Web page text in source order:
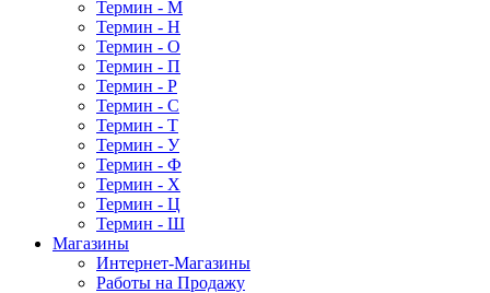
Термин - М
Термин - Н
Термин - О
Термин - П
Термин - Р
Термин - С
Термин - Т
Термин - У
Термин - Ф
Термин - Х
Термин - Ц
Термин - Ш
Магазины
Интернет-Магазины
Работы на Продажу